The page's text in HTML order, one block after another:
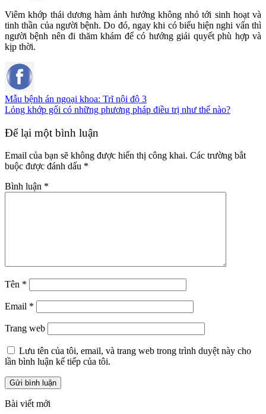
Viêm khớp thái dương hàm ảnh hưởng không nhỏ tới sinh hoạt và
tinh thần của người bệnh. Do đó, ngay khi có biểu hiện nghi vấn thì
người bệnh nên đi thăm khám để có hướng giải quyết phù hợp và
kịp thời.
Mẫu bệnh án ngoại khoa: Trĩ nội độ 3
Lỏng khớp gối có những phương pháp điều trị như thế nào?
Để lại một bình luận
Email của bạn sẽ không được hiển thị công khai. Các trường bắt
buộc được đánh dấu *
Bình luận *
Tên *
Email *
Trang web
Lưu tên của tôi, email, và trang web trong trình duyệt này cho
lần bình luận kế tiếp của tôi.
Bài viết mới